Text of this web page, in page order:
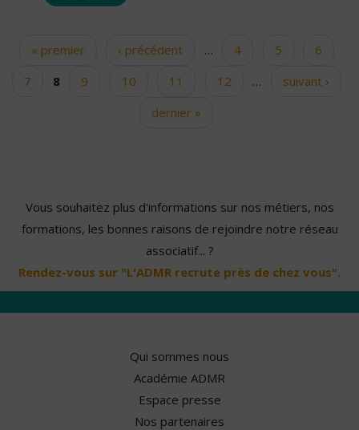
Pages« premier ‹ précédent … 4 5
6
7
8 9 10 11 12 …
suivant ›
dernier »
Vous souhaitez plus d'informations sur nos métiers, nos
formations, les bonnes raisons de rejoindre notre réseau
associatif... ?
Rendez-vous sur "L'ADMR recrute près de chez vous".
Qui sommes nous
Académie ADMR
Espace presse
Nos partenaires